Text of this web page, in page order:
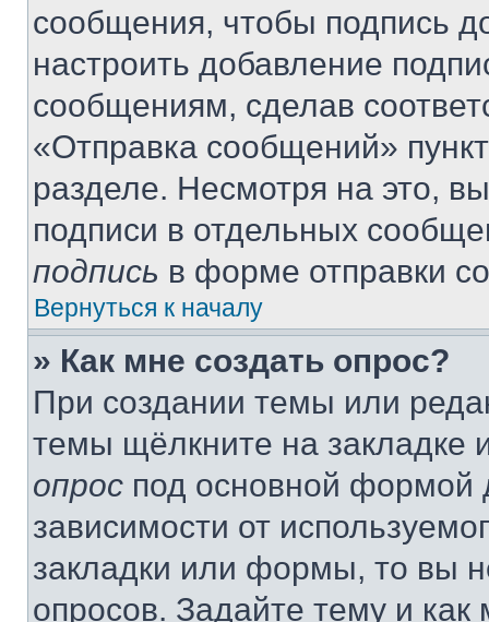
сообщения, чтобы подпись
настроить добавление
сообщениям, сделав
«Отправка сообщений»
разделе. Несмотря на это,
подписи в отдельных
подпись в форме отправки
Вернуться к началу
» Как мне создать опрос?
При создании темы или
темы щёлкните на
опрос под основной формой
зависимости от
закладки или формы, то вы
опросов. Задайте тему и